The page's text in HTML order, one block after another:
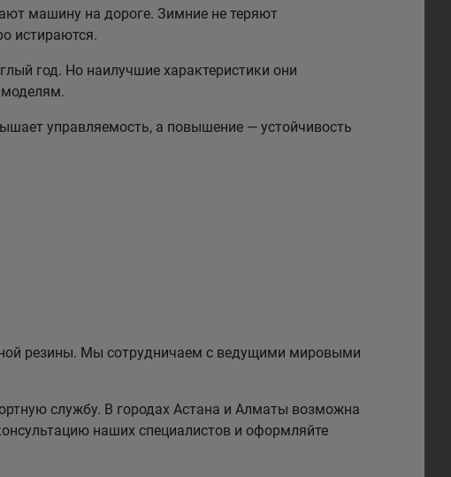
машину на дороге. Зимние не теряют
истираются.
год. Но наилучшие характеристики они
моделям.
управляемость, а повышение — устойчивость
резины. Мы сотрудничаем с ведущими мировыми
службу. В городах Астана и Алматы возможна
наших специалистов и оформляйте